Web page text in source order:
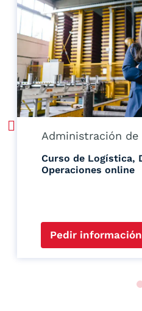
Administración de
Curso de Logística,
Operaciones online
Pedir información